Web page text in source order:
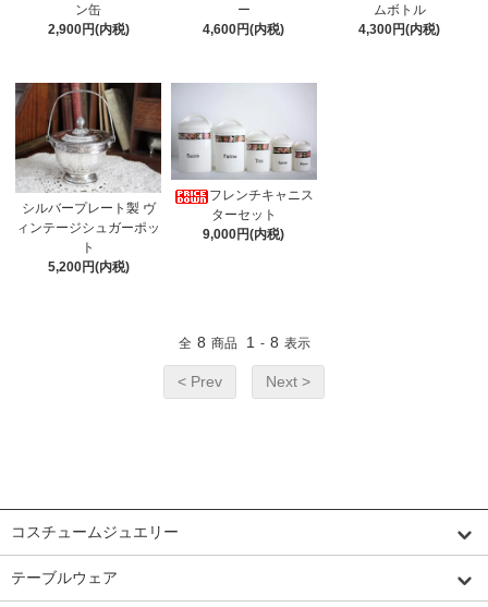
ン缶
2,900円(内税)
ー
4,600円(内税)
ムボトル
4,300円(内税)
シルバープレート製 ヴ
ィンテージシュガーポッ
ト
5,200円(内税)
フレンチキャニス
ターセット
9,000円(内税)
全 8 商品 1 - 8 表示
< Prev Next >
コスチュームジュエリー
テーブルウェア